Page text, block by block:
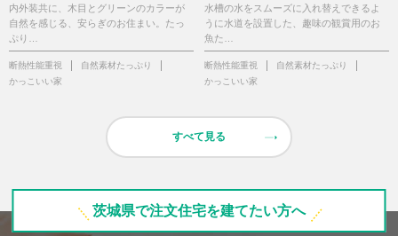
内外装共に、木目とグリーンのカラーが
自然を感じる、安らぎのお住まい。たっ
ぷり…
断熱性能重視
自然素材たっぷり
かっこいい家
水槽の水をスムーズに入れ替えできるよ
うに水道を設置した、趣味の観賞用のお
魚た…
断熱性能重視
自然素材たっぷり
かっこいい家
すべて見る
茨城県で注文住宅を建てたい方へ